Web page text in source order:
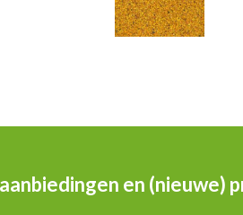
en (nieuwe)